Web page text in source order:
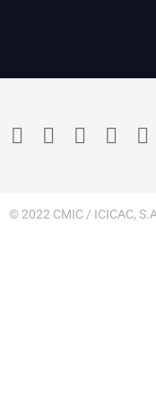
© 2022 CMIC / ICICAC,